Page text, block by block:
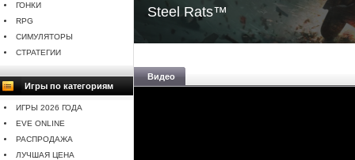
ГОНКИ
RPG
СИМУЛЯТОРЫ
СТРАТЕГИИ
Игры по категориям
ИГРЫ 2026 ГОДА
EVE ONLINE
РАСПРОДАЖА
ЛУЧШАЯ ЦЕНА
Steel Rats™
Видео